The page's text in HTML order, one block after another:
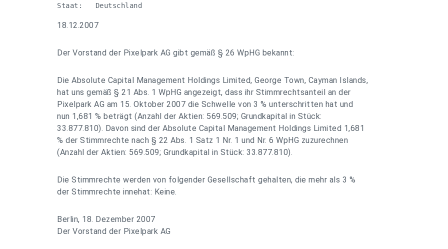
Staat:   Deutschland
18.12.2007
Der Vorstand der Pixelpark AG gibt gemäß § 26 WpHG bekannt:
Die Absolute Capital Management Holdings Limited, George Town, Cayman Islands,
hat uns gemäß § 21 Abs. 1 WpHG angezeigt, dass ihr Stimmrechtsanteil an der
Pixelpark AG am 15. Oktober 2007 die Schwelle von 3 % unterschritten hat und
nun 1,681 % beträgt (Anzahl der Aktien: 569.509; Grundkapital in Stück:
33.877.810). Davon sind der Absolute Capital Management Holdings Limited 1,681
% der Stimmrechte nach § 22 Abs. 1 Satz 1 Nr. 1 und Nr. 6 WpHG zuzurechnen
(Anzahl der Aktien: 569.509; Grundkapital in Stück: 33.877.810).
Die Stimmrechte werden von folgender Gesellschaft gehalten, die mehr als 3 %
der Stimmrechte innehat: Keine.
Berlin, 18. Dezember 2007
Der Vorstand der Pixelpark AG